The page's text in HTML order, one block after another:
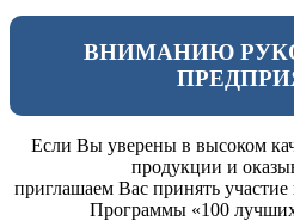
ВНИМАНИЮ
Если Вы уверены в высоком
продукции и
приглашаем Вас принять
Программы «100